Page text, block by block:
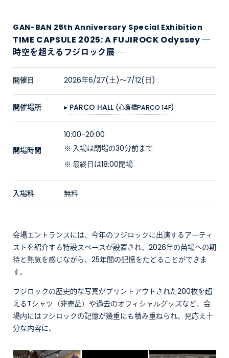
GAN-BAN 25th Anniversary Special Exhibition
TIME CAPSULE 2025: A FUJIROCK Odyssey ―
時空を超えるフジロック展 ―
開催日 2026年6/27(土)〜7/12(日)
開催場所 ▸ PARCO HALL (心斎橋PARCO 14F)
開場時間
10:00-20:00
入場は閉場の30分前まで
最終日は18:00閉場
入場料 無料
会場エントランスには、今年のフジロックに出演するアーティ
ストを紹介する特設スペースが設置され、2026年の苗場への期
待と熱気を感じながら、25年間の記憶をたどることができま
す。
フジロックの歴史的な写真がプリントアウトされた200枚を超
えるTシャツ（非売品）や過去のオフィシャルグッズなど、会
場内にはフジロックの記憶が幾重にも積み重ねられ、見応え十
分な内容に。